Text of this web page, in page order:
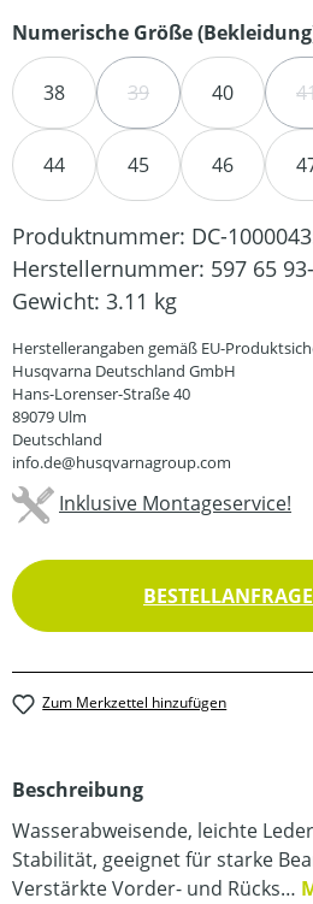
Numerische Größe
38 39(DIESE OPTION IST
40
44 45 46
Produktnummer: DC-
Herstellernummer: 597 65
Gewicht: 3.11 kg
Herstellerangaben gemäß EU-
Husqvarna Deutschland GmbH
Hans-Lorenser-Straße 40
89079 Ulm
Deutschland
info.de@husqvarnagroup.com
Inklusive Montageservice!
Zum Merkzettel hinzufügen
Beschreibung
Wasserabweisende, leichte
Stabilität, geeignet für starke
Verstärkte Vorder- und Rücks…